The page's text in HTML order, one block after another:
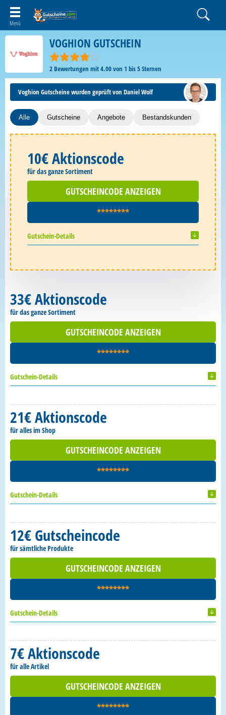
VOGHION GUTSCHEIN
2Bewertungen mit4.00von 1 bis5Sternen
Voghion Gutscheine wurden geprüft von Daniel Wolf
Alle Gutscheine Angebote Bestandskunden
10€ Aktionscode
für das ganze Sortiment
GUTSCHEINCODE ANZEIGEN
********
Gutschein-Details
33€ Aktionscode
für das ganze Sortiment
GUTSCHEINCODE ANZEIGEN
********
Gutschein-Details
21€ Aktionscode
für alles im Shop
GUTSCHEINCODE ANZEIGEN
********
Gutschein-Details
12€ Gutscheincode
für sämtliche Produkte
GUTSCHEINCODE ANZEIGEN
********
Gutschein-Details
7€ Aktionscode
für alle Artikel
GUTSCHEINCODE ANZEIGEN
********